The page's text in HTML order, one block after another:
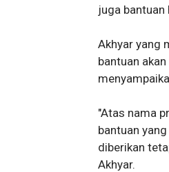
juga bantuan
Akhyar yang
bantuan
"Atas nama
bantuan
diberikan
Akhyar.